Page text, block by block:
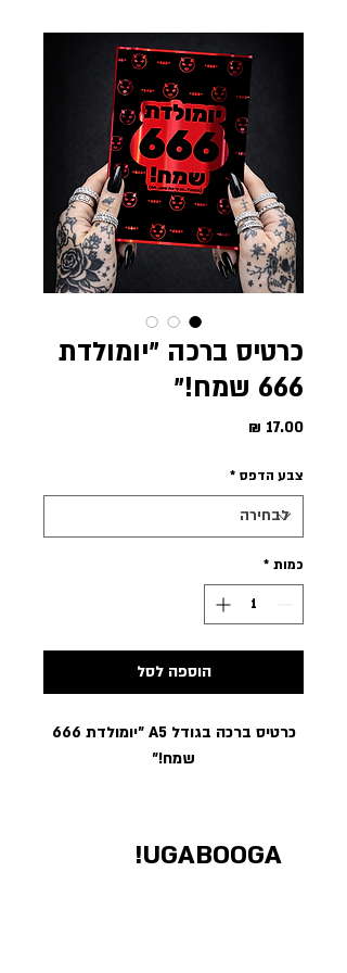
כרטיס ברכה ״יומולדת
666 שמח!״
צבע הדפס *
כמות *
הוספה לסל
כרטיס ברכה בגודל A5 ״יומולדת 666
שמח!״
UGABOOGA!